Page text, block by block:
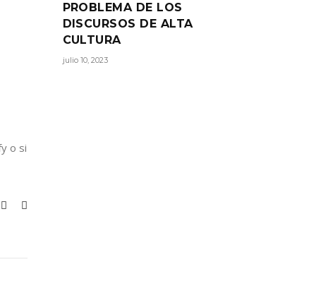
o si
PROBLEMA DE LOS
DISCURSOS DE ALTA
CULTURA
julio 10, 2023